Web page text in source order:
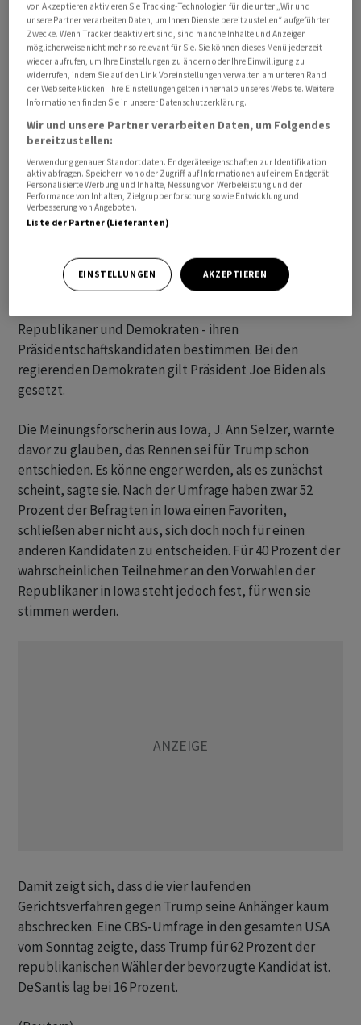
Nach einer am Montag veröffentlichten Erhebung unter
den wahrscheinlichen Teilnehmern der
republikanischen Vorwahlen im US-Bundesstaat Iowa
sprechen sich 42 Prozent für Trump aus, 19 Prozent für
den Gouverneur von Florida, Ron DeSantis, und neun
Prozent für den Senator Tim Scott. Die übrigen
Kandidaten kommen in der Befragung von Des Moines
Register/NBC News/Mediacom auf einstellige
Die Abstimmung in Iowa im Januar stellt traditionell
Republikaner und Demokraten - ihren
Präsidentschaftskandidaten bestimmen. Bei den
regierenden Demokraten gilt Präsident Joe Biden als
gesetzt.
Die Meinungsforscherin aus Iowa, J. Ann Selzer, warnte
davor zu glauben, das Rennen sei für Trump schon
entschieden. Es könne enger werden, als es zunächst
scheint, sagte sie. Nach der Umfrage haben zwar 52
Prozent der Befragten in Iowa einen Favoriten,
schließen aber nicht aus, sich doch noch für einen
anderen Kandidaten zu entscheiden. Für 40 Prozent der
wahrscheinlichen Teilnehmer an den Vorwahlen der
Republikaner in Iowa steht jedoch fest, für wen sie
stimmen werden.
Damit zeigt sich, dass die vier laufenden
Gerichtsverfahren gegen Trump seine Anhänger kaum
abschrecken. Eine CBS-Umfrage in den gesamten USA
vom Sonntag zeigte, dass Trump für 62 Prozent der
republikanischen Wähler der bevorzugte Kandidat ist.
DeSantis lag bei 16 Prozent.
von Akzeptieren aktivieren Sie Tracking-Technologien für die unter „Wir und
unsere Partner verarbeiten Daten, um Ihnen Dienste bereitzustellen“ aufgeführten
Zwecke. Wenn Tracker deaktiviert sind, sind manche Inhalte und Anzeigen
möglicherweise nicht mehr so relevant für Sie. Sie können dieses Menü jederzeit
wieder aufrufen, um Ihre Einstellungen zu ändern oder Ihre Einwilligung zu
widerrufen, indem Sie auf den Link Voreinstellungen verwalten am unteren Rand
der Webseite klicken. Ihre Einstellungen gelten innerhalb unseres Website. Weitere
Informationen finden Sie in unserer Datenschutzerklärung.
Wir und unsere Partner verarbeiten Daten, um Folgendes
bereitzustellen:
Verwendung genauer Standortdaten. Endgeräteeigenschaften zur Identifikation
aktiv abfragen. Speichern von oder Zugriff auf Informationen auf einem Endgerät.
Personalisierte Werbung und Inhalte, Messung von Werbeleistung und der
Performance von Inhalten, Zielgruppenforschung sowie Entwicklung und
Verbesserung von Angeboten.
Liste der Partner (Lieferanten)
EINSTELLUNGEN AKZEPTIEREN